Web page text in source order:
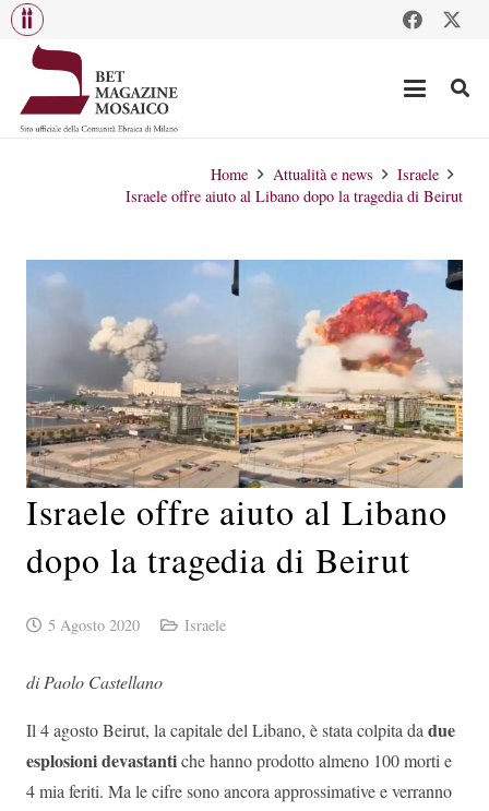
Home Attualità e news
Israele
Israele offre aiuto al Libano dopo la tragedia di Beirut
Israele offre aiuto al Libano
dopo la tragedia di Beirut
5 Agosto 2020 Israele
di Paolo Castellano
Il 4 agosto Beirut, la capitale del Libano, è stata colpita da due
esplosioni devastantiche hanno prodotto almeno 100 morti e
4 mia feriti. Ma le cifre sono ancora approssimative e verranno